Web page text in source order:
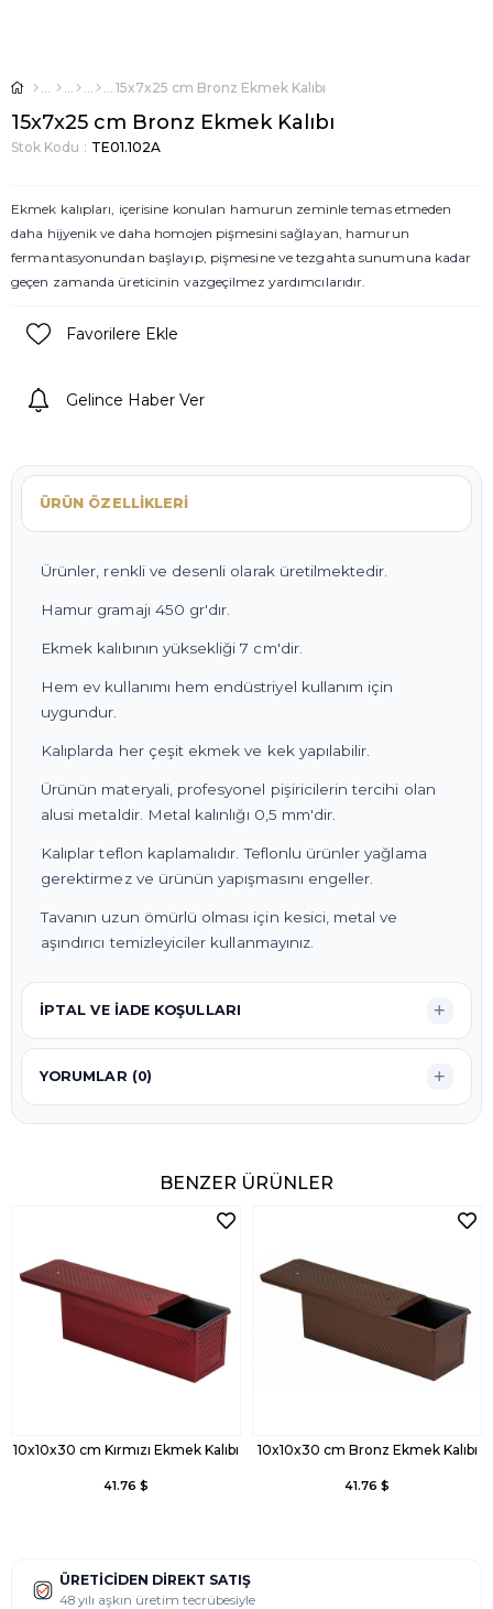
15x7x25 cm Bronz Ekmek Kalıbı
15x7x25 cm Bronz Ekmek Kalıbı
Stok Kodu TE01.102A
Ekmek kalıpları, içerisine konulan hamurun zeminle temas etmeden
daha hijyenik ve daha homojen pişmesini sağlayan, hamurun
fermantasyonundan başlayıp, pişmesine ve tezgahta sunumuna kadar
geçen zamanda üreticinin vazgeçilmez yardımcılarıdır.
Favorilere Ekle
Gelince Haber Ver
ÜRÜN ÖZELLIKLERI
Ürünler, renkli ve desenli olarak üretilmektedir.
Hamur gramajı 450 gr'dır.
Ekmek kalıbının yüksekliği 7 cm'dir.
Hem ev kullanımı hem endüstriyel kullanım için
uygundur.
Kalıplarda her çeşit ekmek ve kek yapılabilir.
Ürünün materyali, profesyonel pişiricilerin tercihi olan
alusi metaldir. Metal kalınlığı 0,5 mm'dir.
Kalıplar teflon kaplamalıdır. Teflonlu ürünler yağlama
gerektirmez ve ürünün yapışmasını engeller.
Tavanın uzun ömürlü olması için kesici, metal ve
aşındırıcı temizleyiciler kullanmayınız.
İPTAL VE İADE KOŞULLARI
YORUMLAR (0)
BENZER ÜRÜNLER
10x10x30 cm Kırmızı Ekmek Kalıbı
41.76 $
10x10x30 cm Bronz Ekmek Kalıbı
41.76 $
ÜRETICIDEN DIREKT SATIŞ
48 yılı aşkın üretim tecrübesiyle